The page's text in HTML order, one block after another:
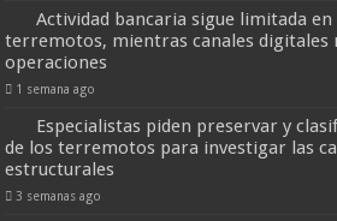
Actividad bancaria sigue limitada
terremotos, mientras canales digitales
operaciones
1 semana ago
Especialistas piden preservar y
de los terremotos para investigar las
estructurales
3 semanas ago